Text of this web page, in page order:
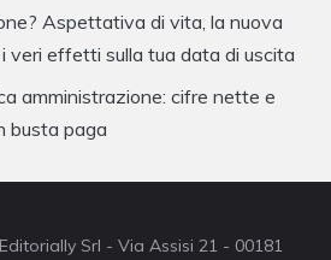
Aspettativa di vita, la nuova
veri effetti sulla tua data di uscita
amministrazione: cifre nette e
busta paga
Srl - Via Assisi 21 - 00181